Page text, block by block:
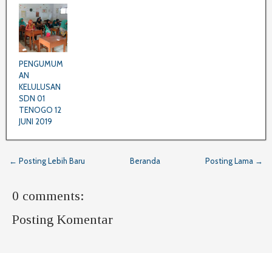
PENGUMUM
AN
KELULUSAN
SDN 01
TENOGO 12
JUNI 2019
← Posting Lebih Baru Posting Lama →
Beranda
0 comments:
Posting Komentar